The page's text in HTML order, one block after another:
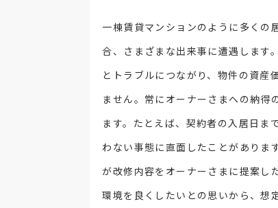
一棟賃貸マンションのように多くの
合、さまざまな出来事に遭遇します
とトラブルにつながり、物件の資産
ません。常にオーナーさまへの納得
ます。たとえば、契約者の入居日ま
わない事態に直面したことがありま
が改修内容をオーナーさまに提案し
環境を良くしたいとの思いから、想